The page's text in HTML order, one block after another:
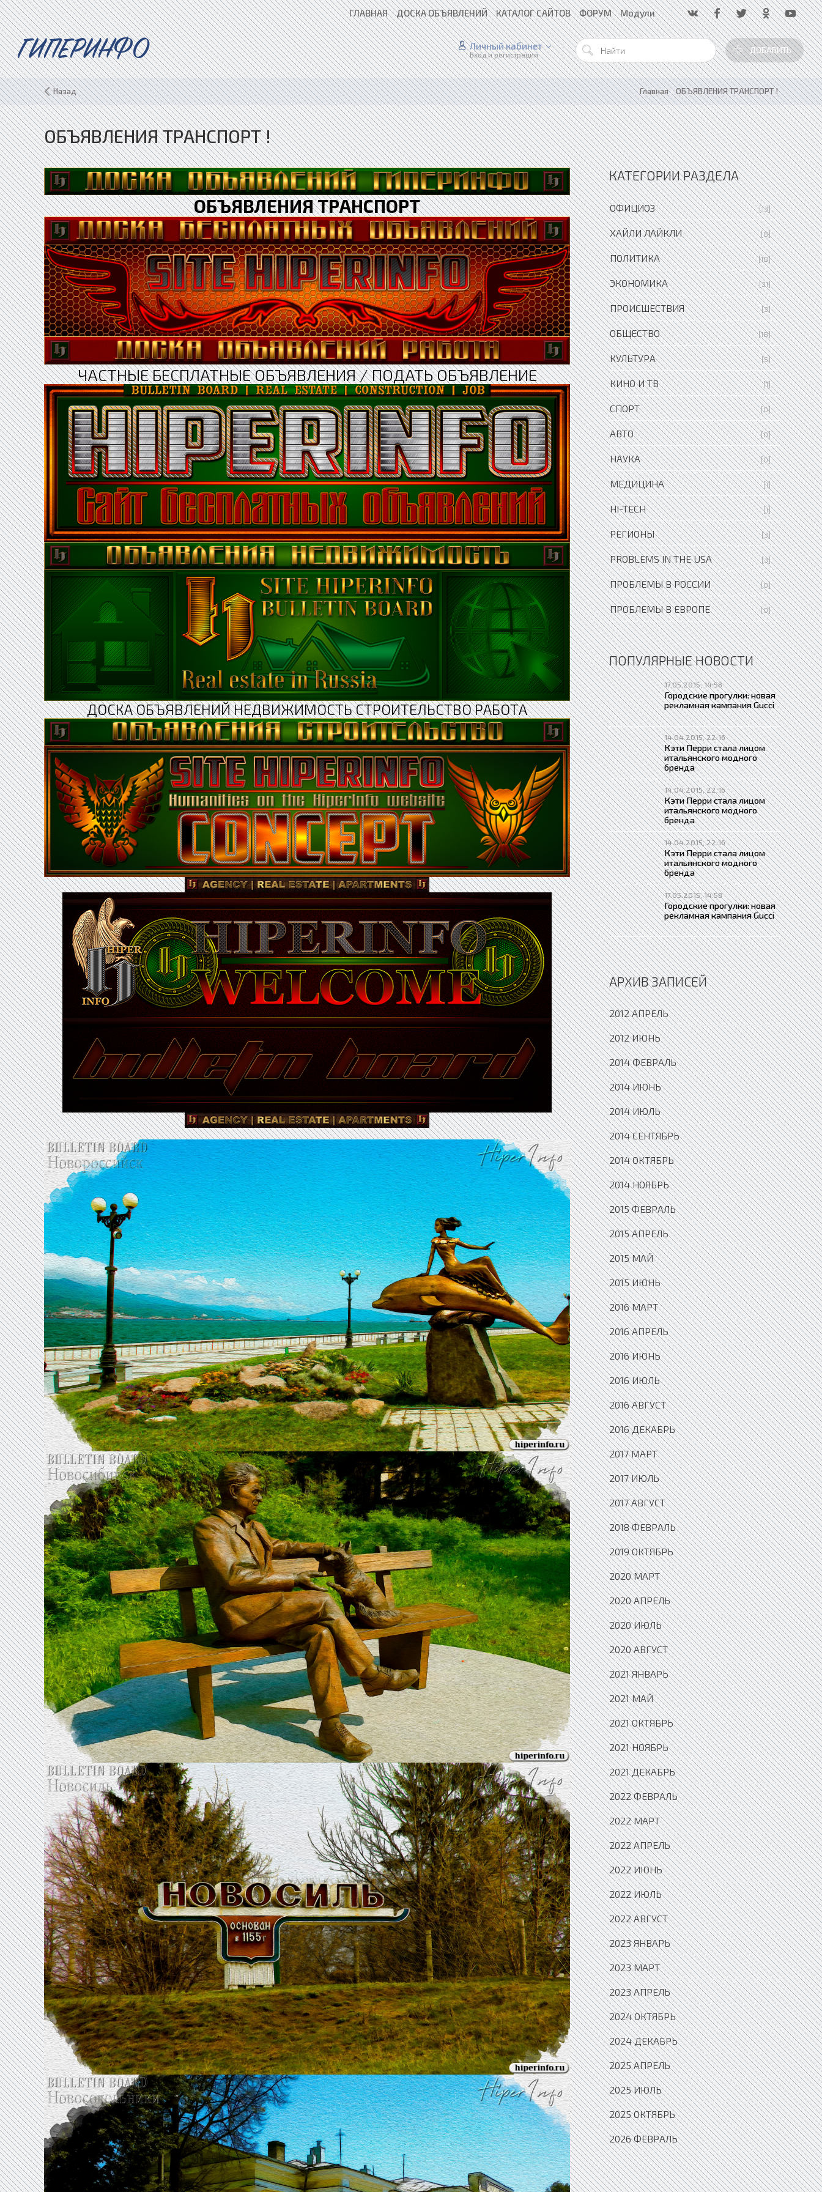
ГЛАВНАЯ ДОСКА ОБЪЯВЛЕНИЙ КАТАЛОГ САЙТОВ ФОРУМ Модули
ГИПЕРИНФО ДОБАВИТЬ
Личный кабинет
Вход и регистрация
Назад Главная»ОБЪЯВЛЕНИЯ ТРАНСПОРТ !
ОБЪЯВЛЕНИЯ ТРАНСПОРТ !
ОБЪЯВЛЕНИЯ ТРАНСПОРТ
ЧАСТНЫЕ БЕСПЛАТНЫЕ ОБЪЯВЛЕНИЯ / ПОДАТЬ ОБЪЯВЛЕНИЕ
ДОСКА ОБЪЯВЛЕНИЙ НЕДВИЖИМОСТЬ СТРОИТЕЛЬСТВО РАБОТА
КАТЕГОРИИ РАЗДЕЛА
ОФИЦИОЗ [13]
ХАЙЛИ ЛАЙКЛИ [8]
ПОЛИТИКА [18]
ЭКОНОМИКА [31]
ПРОИСШЕСТВИЯ [3]
ОБЩЕСТВО [18]
КУЛЬТУРА [5]
КИНО И ТВ [1]
СПОРТ [0]
АВТО [0]
НАУКА [0]
МЕДИЦИНА [1]
HI-TECH [1]
РЕГИОНЫ [3]
PROBLEMS IN THE USA [3]
ПРОБЛЕМЫ В РОССИИ [0]
ПРОБЛЕМЫ В ЕВРОПЕ [0]
ПОПУЛЯРНЫЕ НОВОСТИ
17.05.2015, 14:58
Городские прогулки: новая
рекламная кампания Gucci
14.04.2015, 22:16
Кэти Перри стала лицом
итальянского модного
бренда
14.04.2015, 22:16
Кэти Перри стала лицом
итальянского модного
бренда
14.04.2015, 22:16
Кэти Перри стала лицом
итальянского модного
бренда
17.05.2015, 14:58
Городские прогулки: новая
рекламная кампания Gucci
АРХИВ ЗАПИСЕЙ
2012 АПРЕЛЬ
2012 ИЮНЬ
2014 ФЕВРАЛЬ
2014 ИЮНЬ
2014 ИЮЛЬ
2014 СЕНТЯБРЬ
2014 ОКТЯБРЬ
2014 НОЯБРЬ
2015 ФЕВРАЛЬ
2015 АПРЕЛЬ
2015 МАЙ
2015 ИЮНЬ
2016 МАРТ
2016 АПРЕЛЬ
2016 ИЮНЬ
2016 ИЮЛЬ
2016 АВГУСТ
2016 ДЕКАБРЬ
2017 МАРТ
2017 ИЮЛЬ
2017 АВГУСТ
2018 ФЕВРАЛЬ
2019 ОКТЯБРЬ
2020 МАРТ
2020 АПРЕЛЬ
2020 ИЮЛЬ
2020 АВГУСТ
2021 ЯНВАРЬ
2021 МАЙ
2021 ОКТЯБРЬ
2021 НОЯБРЬ
2021 ДЕКАБРЬ
2022 ФЕВРАЛЬ
2022 МАРТ
2022 АПРЕЛЬ
2022 ИЮНЬ
2022 ИЮЛЬ
2022 АВГУСТ
2023 ЯНВАРЬ
2023 МАРТ
2023 АПРЕЛЬ
2024 ОКТЯБРЬ
2024 ДЕКАБРЬ
2025 АПРЕЛЬ
2025 ИЮЛЬ
2025 ОКТЯБРЬ
2026 ФЕВРАЛЬ